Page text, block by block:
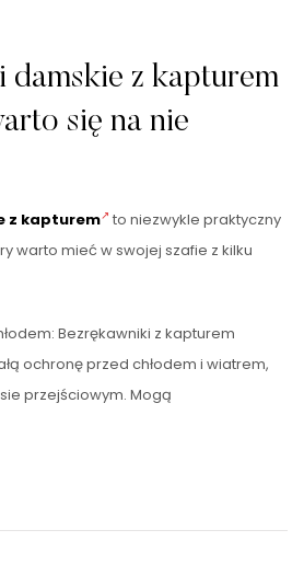
damskie z kapturem
się na nie
z kapturem to niezwykle praktyczny
warto mieć w swojej szafie z kilku
Bezrękawniki z kapturem
ochronę przed chłodem i wiatrem,
przejściowym. Mogą